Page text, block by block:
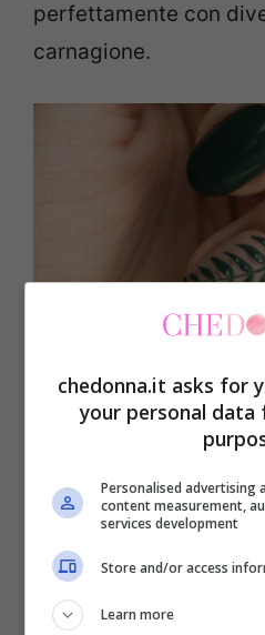
perfettamente con
carnagione.
Bordeaux, blu notte e verde
manicure scura in inverno –
blu notterichiama la
notturno, infondendo
tranquillità. Si tratta
rappresenta una
chedonna.it asks for
your personal
Personalised advertising
content measurement,
services development
Store and/or access
Learn more